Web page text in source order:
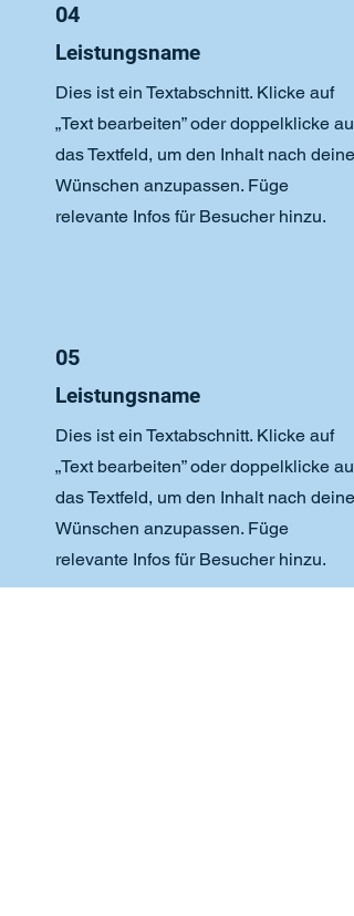
04
Leistungsname
Dies ist ein Textabschnitt. Klicke auf
„Text bearbeiten” oder doppelklicke auf
das Textfeld, um den Inhalt nach deinen
Wünschen anzupassen. Füge
relevante Infos für Besucher hinzu.
05
Leistungsname
Dies ist ein Textabschnitt. Klicke auf
„Text bearbeiten” oder doppelklicke auf
das Textfeld, um den Inhalt nach deinen
Wünschen anzupassen. Füge
relevante Infos für Besucher hinzu.